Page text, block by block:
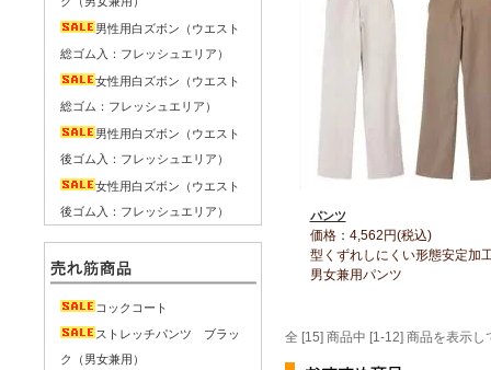
パンツ
価格：4,562円(税込)
型くずれしにくい形態安定
男女兼用パンツ
全 [15] 商品中 [1-12] 商品を表示
男性用白ズボン（ウエスト
総ゴム入：フレッシュエリア）
女性用白ズボン（ウエスト
総ゴム：フレッシュエリア）
男性用白ズボン（ウエスト
後ゴム入：フレッシュエリア）
女性用白ズボン（ウエスト
後ゴム入：フレッシュエリア）
コックコート
ストレッチパンツ ブラッ
ク（男女兼用）